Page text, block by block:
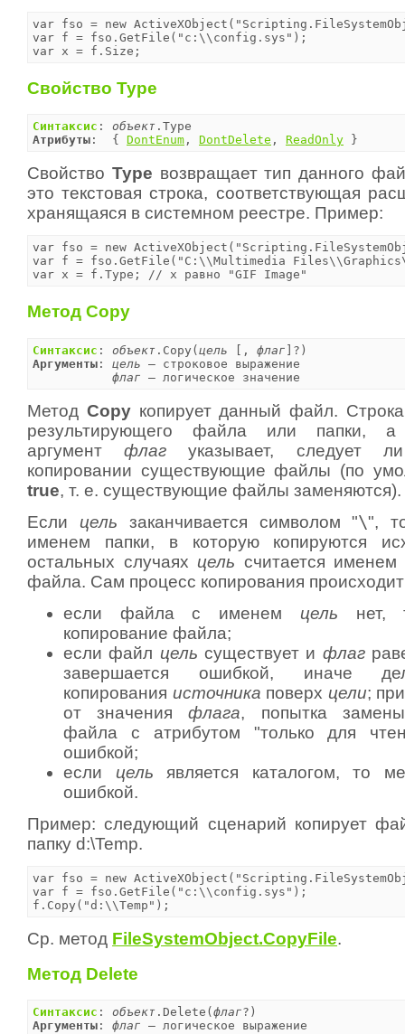
var fso = new
var f = fso.GetFile("c:\\config.sys");
var x = f.Size;
Свойство Type
Синтаксис : объект
Атрибуты :  { DontEnum , DontDelete , ReadOnly }
Свойство Type возвращает тип данного
это текстовая строка, соответствующая
хранящаяся в системном реестре. Пример:
var fso = new
var f = fso.GetFile("C:\\Multimedia
var x = f.Type;	// x равно "GIF Image"
Метод Copy
Синтаксис : объект .Copy(цель [, флаг
Аргументы : цель — строковое выражение
флаг — логическое значение
Метод Copyкопирует данный файл.
результирующего файла или папки, а
аргументфлаг указывает, следует
копировании существующие файлы (по
true, т. е. существующие файлы заменяются).
Если цель заканчивается символом "\",
именем папки, в которую копируются
остальных случаяхцель считается именем
файла. Сам процесс копирования происходит
если файла с именем цель нет,
копирование файла;
если файл цель существует и флаг
завершается ошибкой, иначе
копирования источника поверх цели;
от значенияфлага, попытка
файла с атрибутом "только для
ошибкой;
если цель является каталогом, то
ошибкой.
Пример: следующий сценарий копирует
папку d:\Temp.
var fso = new
var f = fso.GetFile("c:\\config.sys");
f.Copy("d:\\Temp");
Ср. метод FileSystemObject.CopyFile.
Метод Delete
Синтаксис : объект .Delete( флаг
Аргументы : флаг — логическое выражение